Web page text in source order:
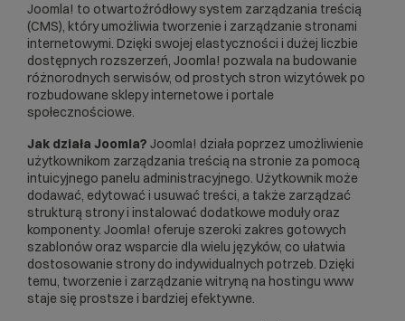
Joomla! to otwartoźródłowy system zarządzania treścią
(CMS), który umożliwia tworzenie i zarządzanie stronami
internetowymi. Dzięki swojej elastyczności i dużej liczbie
dostępnych rozszerzeń, Joomla! pozwala na budowanie
różnorodnych serwisów, od prostych stron wizytówek po
rozbudowane sklepy internetowe i portale
społecznościowe.
Jak działa Joomla? Joomla! działa poprzez umożliwienie
użytkownikom zarządzania treścią na stronie za pomocą
intuicyjnego panelu administracyjnego. Użytkownik może
dodawać, edytować i usuwać treści, a także zarządzać
strukturą strony i instalować dodatkowe moduły oraz
komponenty. Joomla! oferuje szeroki zakres gotowych
szablonów oraz wsparcie dla wielu języków, co ułatwia
dostosowanie strony do indywidualnych potrzeb. Dzięki
temu, tworzenie i zarządzanie witryną na hostingu www
staje się prostsze i bardziej efektywne.